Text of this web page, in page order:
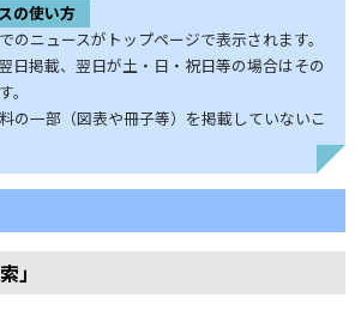
の使い方
のニュースがトップページで表示されます。
日掲載、翌日が土・日・祝日等の場合はその
の一部（図表や冊子等）を掲載していないこ
」